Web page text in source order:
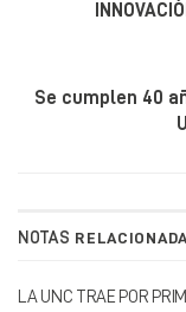
Se cumplen 40
NOTAS
LA UNC TRAE POR